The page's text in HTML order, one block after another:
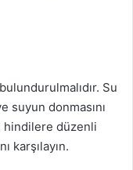
Su
suyun donmasını
hindilere düzenli
karşılayın.